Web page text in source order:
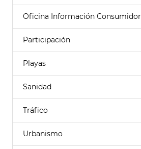
Oficina Información Consumidor
Participación
Playas
Sanidad
Tráfico
Urbanismo